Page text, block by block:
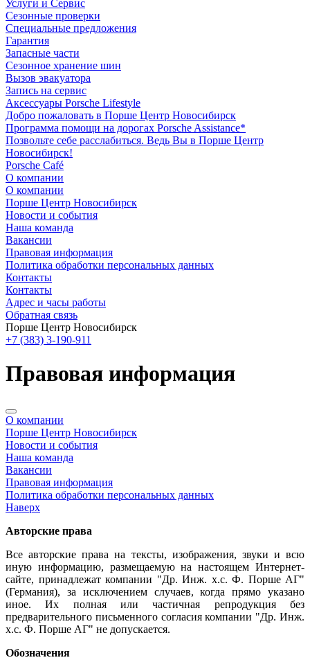
Услуги и Сервис
Сезонные проверки
Специальные предложения
Гарантия
Запасные части
Сезонное хранение шин
Вызов эвакуатора
Запись на сервис
Аксессуары Porsche Lifestyle
Добро пожаловать в Порше Центр Новосибирск
Программа помощи на дорогах Porsche Assistance*
Позвольте себе расслабиться. Ведь Вы в Порше Центр
Новосибирск!
Porsche Café
О компании
О компании
Порше Центр Новосибирск
Новости и события
Наша команда
Вакансии
Правовая информация
Политика обработки персональных данных
Контакты
Контакты
Адрес и часы работы
Обратная связь
Порше Центр Новосибирск
+7 (383) 3-190-911
Правовая информация
О компании
Порше Центр Новосибирск
Новости и события
Наша команда
Вакансии
Правовая информация
Политика обработки персональных данных
Наверх
Авторские права
Все авторские права на тексты, изображения, звуки и всю
иную информацию, размещаемую на настоящем Интернет-
сайте, принадлежат компании "Др. Инж. х.с. Ф. Порше АГ"
(Германия), за исключением случаев, когда прямо указано
иное. Их полная или частичная репродукция без
предварительного письменного согласия компании "Др. Инж.
х.с. Ф. Порше АГ" не допускается.
Обозначения